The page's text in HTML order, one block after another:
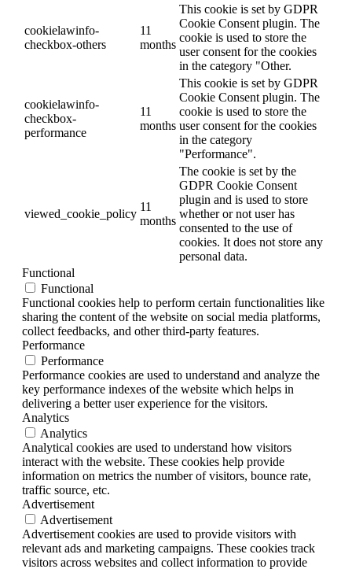
cookielawinfo-
checkbox-others
11
months
This cookie is set by GDPR
Cookie Consent plugin. The
cookie is used to store the
user consent for the cookies
in the category "Other.
cookielawinfo-
checkbox-
performance
11
months
This cookie is set by GDPR
Cookie Consent plugin. The
cookie is used to store the
user consent for the cookies
in the category
"Performance".
viewed_cookie_policy
11
months
The cookie is set by the
GDPR Cookie Consent
plugin and is used to store
whether or not user has
consented to the use of
cookies. It does not store any
personal data.
Functional
Functional
Functional cookies help to perform certain functionalities like
sharing the content of the website on social media platforms,
collect feedbacks, and other third-party features.
Performance
Performance
Performance cookies are used to understand and analyze the
key performance indexes of the website which helps in
delivering a better user experience for the visitors.
Analytics
Analytics
Analytical cookies are used to understand how visitors
interact with the website. These cookies help provide
information on metrics the number of visitors, bounce rate,
traffic source, etc.
Advertisement
Advertisement
Advertisement cookies are used to provide visitors with
relevant ads and marketing campaigns. These cookies track
visitors across websites and collect information to provide